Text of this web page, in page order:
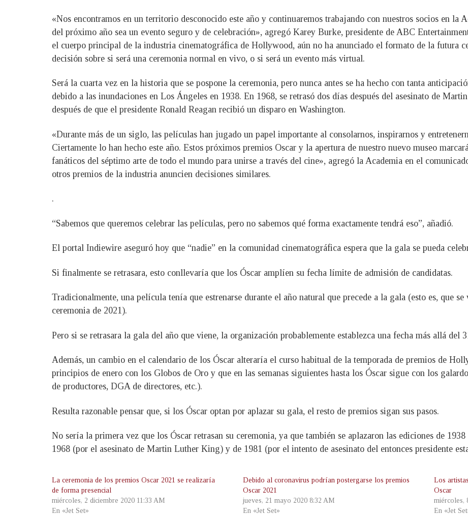
«Nos encontramos en un territorio desconocido este año y continuaremos trabajando con nuestros socios en la
del próximo año sea un evento seguro y de celebración», agregó Karey Burke, presidente de ABC
el cuerpo principal de la industria cinematográfica de Hollywood, aún no ha anunciado el formato de la futura
decisión sobre si será una ceremonia normal en vivo, o si será un evento más virtual.
Será la cuarta vez en la historia que se pospone la ceremonia, pero nunca antes se ha hecho con tanta
debido a las inundaciones en Los Ángeles en 1938. En 1968, se retrasó dos días después del asesinato de
después de que el presidente Ronald Reagan recibió un disparo en Washington.
«Durante más de un siglo, las películas han jugado un papel importante al consolarnos, inspirarnos y
Ciertamente lo han hecho este año. Estos próximos premios Oscar y la apertura de nuestro nuevo museo
fanáticos del séptimo arte de todo el mundo para unirse a través del cine», agregó la Academia en el
otros premios de la industria anuncien decisiones similares.
.
“Sabemos que queremos celebrar las películas, pero no sabemos qué forma exactamente tendrá eso”, añadió.
El portal Indiewire aseguró hoy que “nadie” en la comunidad cinematográfica espera que la gala se pueda
Si finalmente se retrasara, esto conllevaría que los Óscar amplíen su fecha límite de admisión de candidatas.
Tradicionalmente, una película tenía que estrenarse durante el año natural que precede a la gala (esto es, que
ceremonia de 2021).
Pero si se retrasara la gala del año que viene, la organización probablemente establezca una fecha más allá del
Además, un cambio en el calendario de los Óscar alteraría el curso habitual de la temporada de premios de
principios de enero con los Globos de Oro y que en las semanas siguientes hasta los Óscar sigue con los
de productores, DGA de directores, etc.).
Resulta razonable pensar que, si los Óscar optan por aplazar su gala, el resto de premios sigan sus pasos.
No sería la primera vez que los Óscar retrasan su ceremonia, ya que también se aplazaron las ediciones de
1968 (por el asesinato de Martin Luther King) y de 1981 (por el intento de asesinato del entonces presidente
La ceremonia de los premios Oscar 2021 se realizaría
de forma presencial
miércoles, 2 diciembre 2020 11:33 AM
En «Jet Set»
Debido al coronavirus podrían postergarse los premios
Oscar 2021
jueves, 21 mayo 2020 8:32 AM
En «Jet Set»
Los
Oscar
miércoles,
En «Jet